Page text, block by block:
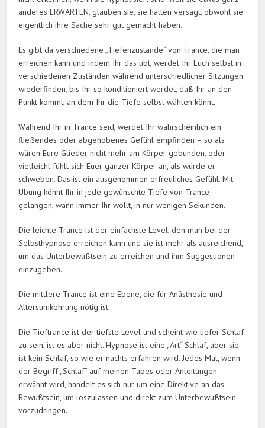
anderes ERWARTEN, glauben sie, sie hätten versagt, obwohl sie
eigentlich ihre Sache sehr gut gemacht haben.
Es gibt da verschiedene „Tiefenzustände“ von Trance, die man
erreichen kann und indem Ihr das übt, werdet Ihr Euch selbst in
verschiedenen Zuständen während unterschiedlicher Sitzungen
wiederfinden, bis Ihr so konditioniert werdet, daß Ihr an den
Punkt kommt, an dem Ihr die Tiefe selbst wählen könnt.
Während Ihr in Trance seid, werdet Ihr wahrscheinlich ein
fließendes oder abgehobenes Gefühl empfinden – so als
wären Eure Glieder nicht mehr am Körper gebunden, oder
vielleicht fühlt sich Euer ganzer Körper an, als würde er
schweben. Das ist ein ausgenommen erfreuliches Gefühl. Mit
Übung könnt Ihr in jede gewünschte Tiefe von Trance
gelangen, wann immer Ihr wollt, in nur wenigen Sekunden.
Die leichte Trance ist der einfachste Level, den man bei der
Selbsthypnose erreichen kann und sie ist mehr als ausreichend,
um das Unterbewußtsein zu erreichen und ihm Suggestionen
einzugeben.
Die mittlere Trance ist eine Ebene, die für Anästhesie und
Altersumkehrung nötig ist.
Die Tieftrance ist der tiefste Level und scheint wie tiefer Schlaf
zu sein, ist es aber nicht. Hypnose ist eine „Art“ Schlaf, aber sie
ist kein Schlaf, so wie er nachts erfahren wird. Jedes Mal, wenn
der Begriff „Schlaf“ auf meinen Tapes oder Anleitungen
erwähnt wird, handelt es sich nur um eine Direktive an das
Bewußtsein, um loszulassen und direkt zum Unterbewußtsein
vorzudringen.